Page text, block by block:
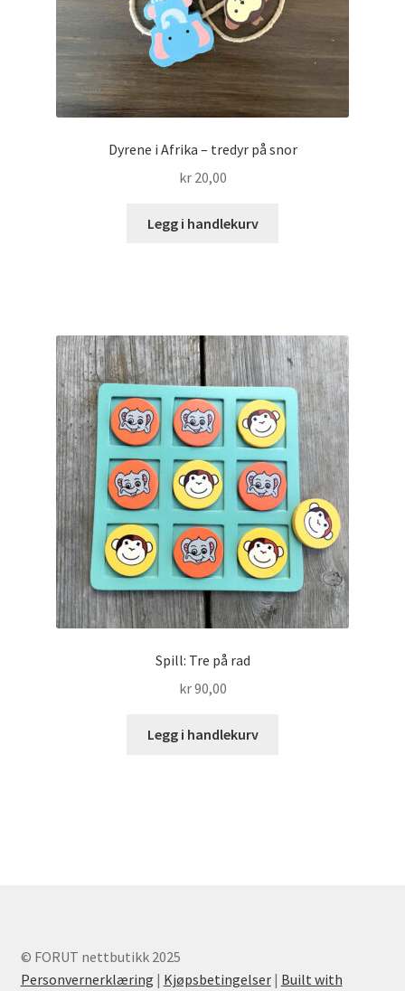
Dyrene i Afrika – tredyr på snor
kr20,00
Legg i handlekurv
Spill: Tre på rad
kr90,00
Legg i handlekurv
© FORUT nettbutikk 2025
Personvernerklæring | Kjøpsbetingelser| Built with